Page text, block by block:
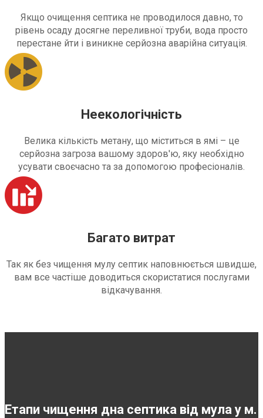
Якщо очищення септика не проводилося давно, то
рівень осаду досягне переливної труби, вода просто
перестане йти і виникне серйозна аварійна ситуація.
Неекологічність
Велика кількість метану, що міститься в ямі – це
серйозна загроза вашому здоров'ю, яку необхідно
усувати своєчасно та за допомогою професіоналів.
Багато витрат
Так як без чищення мулу септик наповнюється швидше,
вам все частіше доводиться скористатися послугами
відкачування.
Етапи чищення дна септика від мула у м.